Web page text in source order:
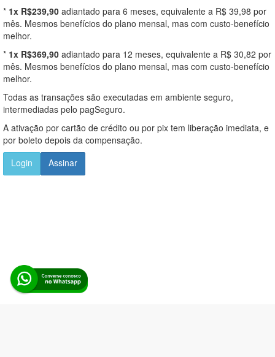
* 1x R$239,90 adiantado para 6 meses, equivalente a R$ 39,98 por
mês. Mesmos benefícios do plano mensal, mas com custo-benefício
melhor.
* 1x R$369,90 adiantado para 12 meses, equivalente a R$ 30,82 por
mês. Mesmos benefícios do plano mensal, mas com custo-benefício
melhor.
Todas as transações são executadas em ambiente seguro,
intermediadas pelo pagSeguro.
A ativação por cartão de crédito ou por pix tem liberação imediata, e
por boleto depois da compensação.
Login
Assinar